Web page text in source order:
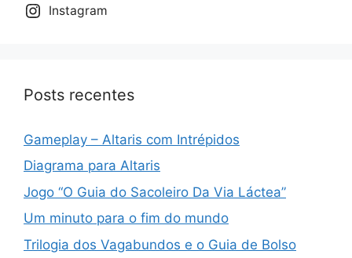
Instagram
Posts recentes
Gameplay – Altaris com Intrépidos
Diagrama para Altaris
Jogo “O Guia do Sacoleiro Da Via Láctea”
Um minuto para o fim do mundo
Trilogia dos Vagabundos e o Guia de Bolso